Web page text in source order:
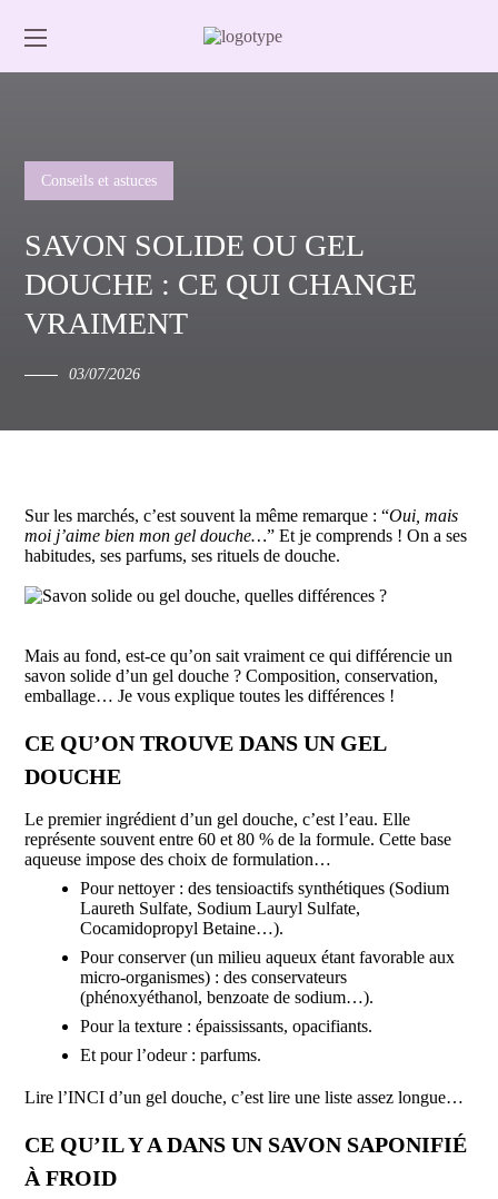
Conseils et astuces
SAVON SOLIDE OU GEL
DOUCHE : CE QUI CHANGE
VRAIMENT
03/07/2026
Sur les marchés, c’est souvent la même remarque : “Oui, mais
moi j’aime bien mon gel douche…” Et je comprends ! On a ses
habitudes, ses parfums, ses rituels de douche.
Mais au fond, est-ce qu’on sait vraiment ce qui différencie un
savon solide d’un gel douche ? Composition, conservation,
emballage… Je vous explique toutes les différences !
CE QU’ON TROUVE DANS UN GEL
DOUCHE
Le premier ingrédient d’un gel douche, c’est l’eau. Elle
représente souvent entre 60 et 80 % de la formule. Cette base
aqueuse impose des choix de formulation…
Pour nettoyer : des tensioactifs synthétiques (Sodium
Laureth Sulfate, Sodium Lauryl Sulfate,
Cocamidopropyl Betaine…).
Pour conserver (un milieu aqueux étant favorable aux
micro-organismes) : des conservateurs
(phénoxyéthanol, benzoate de sodium…).
Pour la texture : épaississants, opacifiants.
Et pour l’odeur : parfums.
Lire l’INCI d’un gel douche, c’est lire une liste assez longue…
CE QU’IL Y A DANS UN SAVON SAPONIFIÉ
À FROID